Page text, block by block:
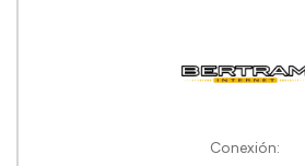
Conexión: